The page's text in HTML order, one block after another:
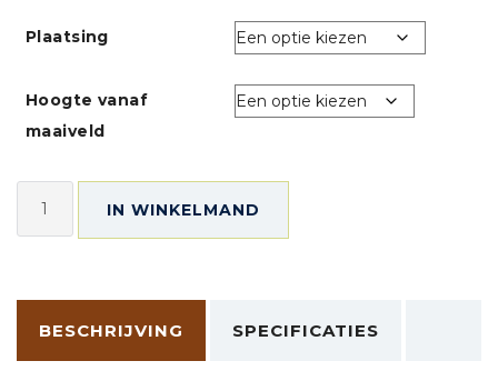
Plaatsing
Hoogte vanaf
maaiveld
Coco
-
IN WINKELMAND
BESCHRIJVING SPECIFICATIES